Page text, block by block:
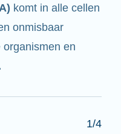
een
wisselwerking
helpen om
2/4